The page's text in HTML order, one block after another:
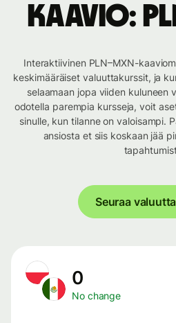
Kaavio:
Interaktiivinen PLN–MXN-
keskimääräiset valuuttakurssit, ja
selaamaan jopa viiden kuluneen
odotella parempia kursseja, voit
sinulle, kun tilanne on valoisampi.
ansiosta et siis koskaan jää
Seuraa
0
No change